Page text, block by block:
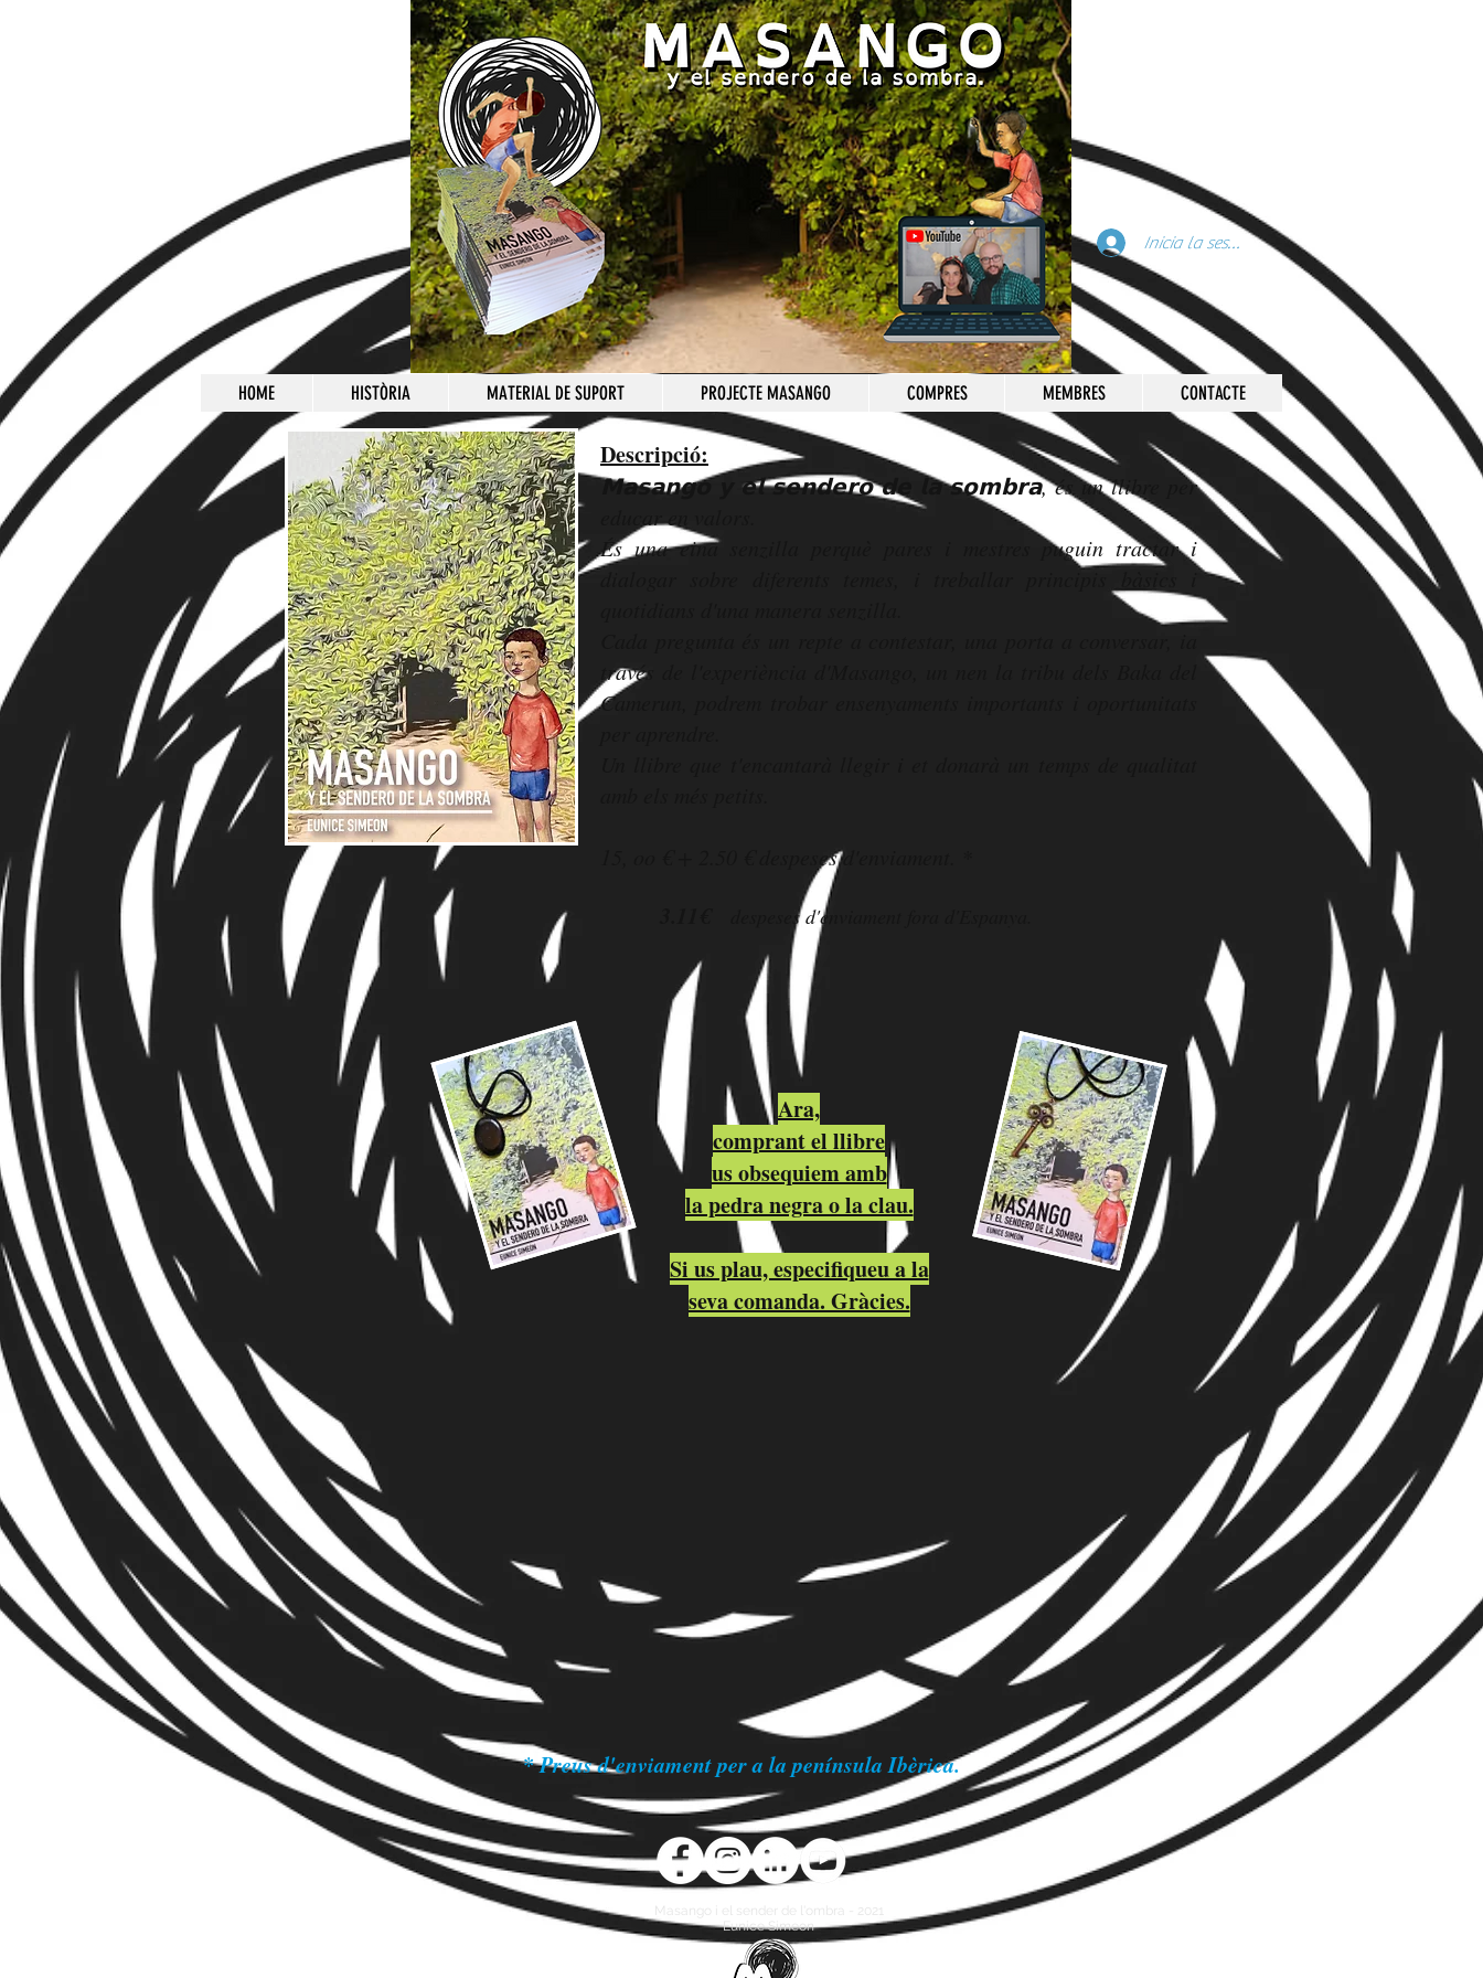
Inicia la sessió
HOME HISTÒRIA MATERIAL DE SUPORT PROJECTE MASANGO COMPRES MEMBRES CONTACTE
Descripció:
𝗠𝗮𝘀𝗮𝗻𝗴𝗼 𝘆 𝗲𝗹 𝘀𝗲𝗻𝗱𝗲𝗿𝗼 𝗱𝗲 𝗹𝗮 𝘀𝗼𝗺𝗯𝗿𝗮, és un llibre per
educar en valors.
És una eina senzilla perquè pares i mestres puguin tractar i
dialogar sobre diferents temes, i treballar principis bàsics i
través de l'experiència d'Masango, un nen la tribu dels Baka del
Camerun, podrem trobar ensenyaments importants i oportunitats
15, oo € + 2.50 € despeses d'enviament. *
despeses d'enviament fora d'Espanya.
Ara,
comprant el llibre
us obsequiem amb
la pedra negra o la clau.
Si us plau, especifiqueu a la
seva comanda. Gràcies.
* Preus d'enviament per a la península Ibèrica.
Masango i el sender de l'ombra - 2021
Eunice Simeon